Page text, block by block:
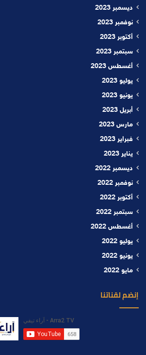
ديسمبر 2023
نوفمبر 2023
أكتوبر 2023
سبتمبر 2023
أغسطس 2023
يوليو 2023
يونيو 2023
أبريل 2023
مارس 2023
فبراير 2023
يناير 2023
ديسمبر 2022
نوفمبر 2022
أكتوبر 2022
سبتمبر 2022
أغسطس 2022
يوليو 2022
يونيو 2022
مايو 2022
إنضم لقناتنا